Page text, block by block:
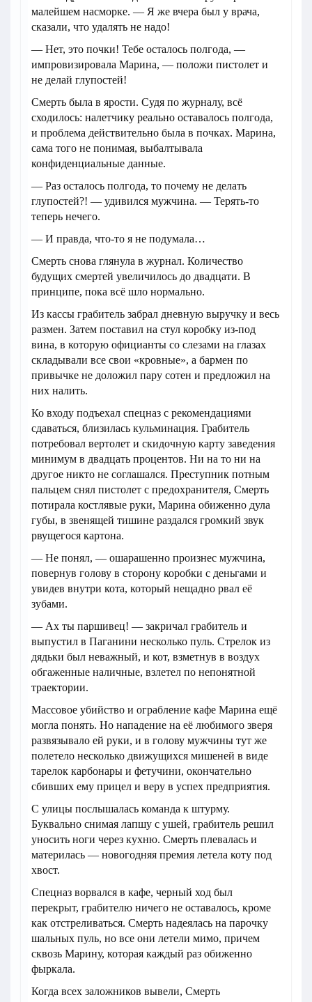
малейшем насморке. — Я же вчера был у врача,
сказали, что удалять не надо!
— Нет, это почки! Тебе осталось полгода, —
импровизировала Марина, — положи пистолет и
не делай глупостей!
Смерть была в ярости. Судя по журналу, всё
сходилось: налетчику реально оставалось полгода,
и проблема действительно была в почках. Марина,
сама того не понимая, выбалтывала
конфиденциальные данные.
— Раз осталось полгода, то почему не делать
глупостей?! — удивился мужчина. — Терять-то
теперь нечего.
— И правда, что-то я не подумала…
Смерть снова глянула в журнал. Количество
будущих смертей увеличилось до двадцати. В
принципе, пока всё шло нормально.
Из кассы грабитель забрал дневную выручку и весь
размен. Затем поставил на стул коробку из-под
вина, в которую официанты со слезами на глазах
складывали все свои «кровные», а бармен по
привычке не доложил пару сотен и предложил на
них налить.
Ко входу подъехал спецназ с рекомендациями
сдаваться, близилась кульминация. Грабитель
потребовал вертолет и скидочную карту заведения
минимум в двадцать процентов. Ни на то ни на
другое никто не соглашался. Преступник потным
пальцем снял пистолет с предохранителя, Смерть
потирала костлявые руки, Марина обиженно дула
губы, в звенящей тишине раздался громкий звук
рвущегося картона.
— Не понял, — ошарашенно произнес мужчина,
повернув голову в сторону коробки с деньгами и
увидев внутри кота, который нещадно рвал её
зубами.
— Ах ты паршивец! — закричал грабитель и
выпустил в Паганини несколько пуль. Стрелок из
дядьки был неважный, и кот, взметнув в воздух
обгаженные наличные, взлетел по непонятной
траектории.
Массовое убийство и ограбление кафе Марина ещё
могла понять. Но нападение на её любимого зверя
развязывало ей руки, и в голову мужчины тут же
полетело несколько движущихся мишеней в виде
тарелок карбонары и фетучини, окончательно
сбивших ему прицел и веру в успех предприятия.
С улицы послышалась команда к штурму.
Буквально снимая лапшу с ушей, грабитель решил
уносить ноги через кухню. Смерть плевалась и
материлась — новогодняя премия летела коту под
хвост.
Спецназ ворвался в кафе, черный ход был
перекрыт, грабителю ничего не оставалось, кроме
как отстреливаться. Смерть надеялась на парочку
шальных пуль, но все они летели мимо, причем
сквозь Марину, которая каждый раз обиженно
фыркала.
Когда всех заложников вывели, Смерть